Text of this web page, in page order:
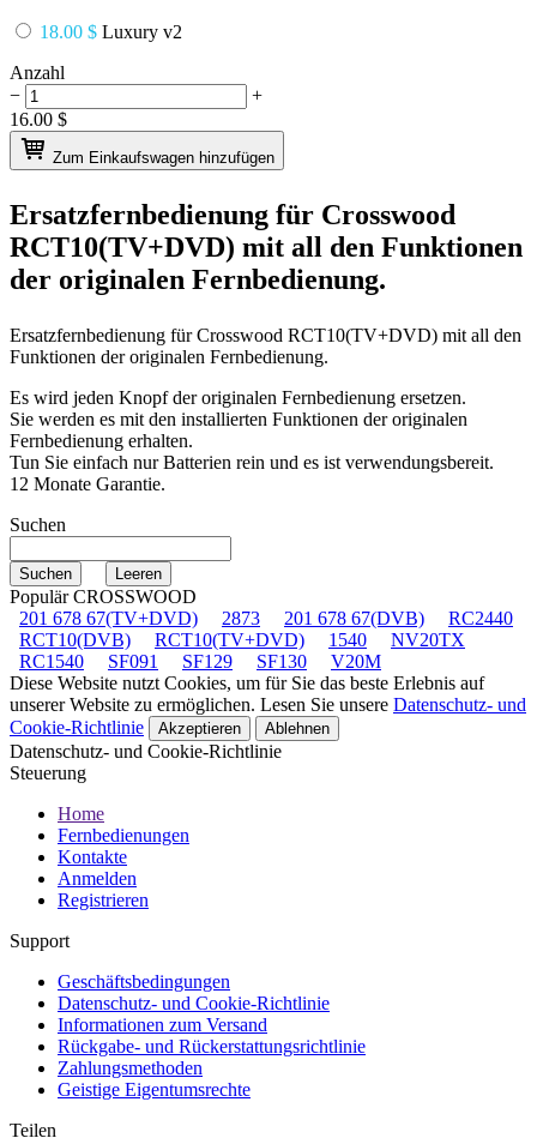
18.00 $ Luxury v2
Anzahl
−
+
16.00 $
Zum Einkaufswagen hinzufügen
Ersatzfernbedienung für Crosswood
RCT10(TV+DVD) mit all den Funktionen
der originalen Fernbedienung.
Ersatzfernbedienung fürCrosswood RCT10(TV+DVD) mit all den
Funktionen der originalen Fernbedienung.
Es wird jeden Knopf der originalen Fernbedienung ersetzen.
Sie werden es mit den installierten Funktionen der originalen
Fernbedienung erhalten.
Tun Sie einfach nur Batterien rein und es ist verwendungsbereit.
12 Monate Garantie.
Suchen
Populär CROSSWOOD
201 678 67(TV+DVD)
2873 201 678 67(DVB)
RC2440
RCT10(DVB)
RCT10(TV+DVD) 1540
NV20TX
RC1540
SF091 SF129 SF130
V20M
Diese Website nutzt Cookies, um für Sie das beste Erlebnis auf
unserer Website zu ermöglichen. Lesen Sie unsere Datenschutz- und
Cookie-Richtlinie
Akzeptieren Ablehnen
Datenschutz- und Cookie-Richtlinie
Steuerung
Home
Fernbedienungen
Kontakte
Anmelden
Registrieren
Support
Geschäftsbedingungen
Datenschutz- und Cookie-Richtlinie
Informationen zum Versand
Rückgabe- und Rückerstattungsrichtlinie
Zahlungsmethoden
Geistige Eigentumsrechte
Teilen